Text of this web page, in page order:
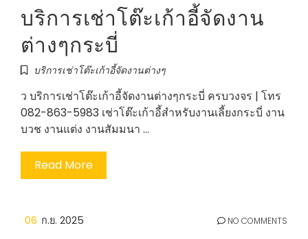
บริการเช่าโต๊ะเก้าอี้จัดงาน
ต่างๆกระบี่
บริการเช่าโต๊ะเก้าอี้จัดงานต่างๆ
ว บริการเช่าโต๊ะเก้าอี้จัดงานต่างๆกระบี่ ครบวงจร | โทร
082-863-5983 เช่าโต๊ะเก้าอี้สำหรับงานเลี้ยงกระบี่ งาน
บวช งานแต่ง งานสัมมนา …
Read More
06 ก.ย. 2025 NO COMMENTS